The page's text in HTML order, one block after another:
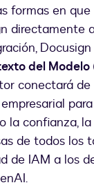
formas en
directamente
del Modelo
conectará
confianza,
de todos los
IAM a los